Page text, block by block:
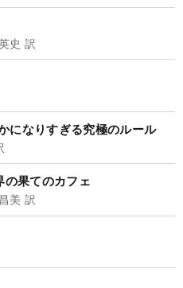
史 訳
なりすぎる究極のルール
の果てのカフェ
美 訳